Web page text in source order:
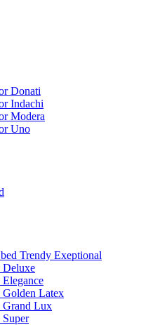
Donati
Indachi
Modera
Uno
Trendy Exeptional
Deluxe
Golden Latex
Grand Lux